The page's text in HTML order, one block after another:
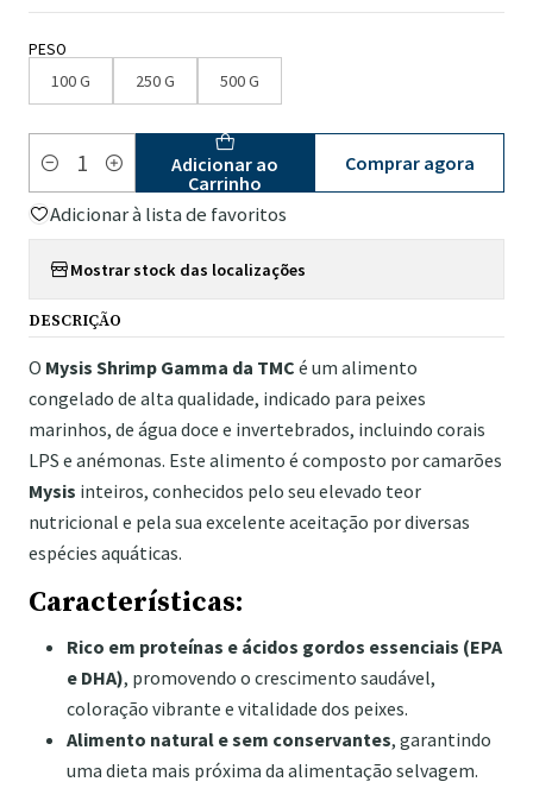
PESO
100 G 250 G 500 G
Quantidade
Adicionar ao
Carrinho
Comprar agora
Adicionar à lista de favoritos
Mostrar stock das localizações
DESCRIÇÃO
O Mysis Shrimp Gamma da TMC é um alimento
congelado de alta qualidade, indicado para peixes
marinhos, de água doce e invertebrados, incluindo corais
LPS e anémonas. Este alimento é composto por camarões
Mysis inteiros, conhecidos pelo seu elevado teor
nutricional e pela sua excelente aceitação por diversas
espécies aquáticas.
Características:
Rico em proteínas e ácidos gordos essenciais (EPA
e DHA), promovendo o crescimento saudável,
coloração vibrante e vitalidade dos peixes.
Alimento natural e sem conservantes, garantindo
uma dieta mais próxima da alimentação selvagem.